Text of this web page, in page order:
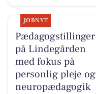
JOBNYT
Pædagogstillinger
på Lindegården
med fokus på
personlig pleje og
neuropædagogik